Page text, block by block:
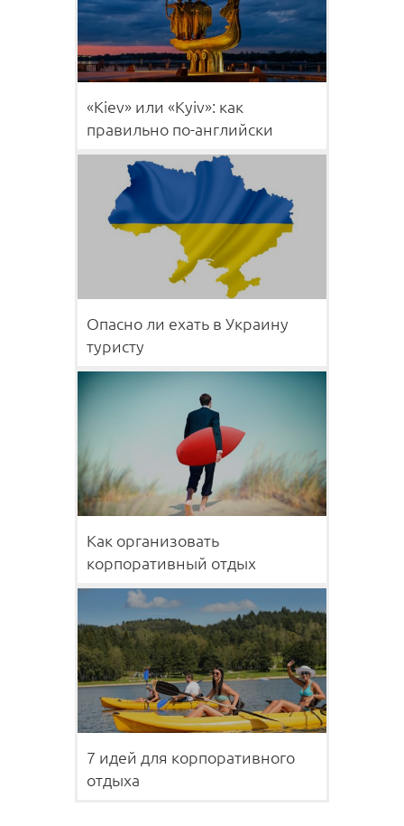
«Kiev» или «Kyiv»: как
правильно по-английски
Опасно ли ехать в Украину
туристу
Как организовать
корпоративный отдых
7 идей для корпоративного
отдыха